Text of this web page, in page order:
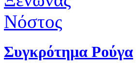
Συγκρότημα Ρούγα